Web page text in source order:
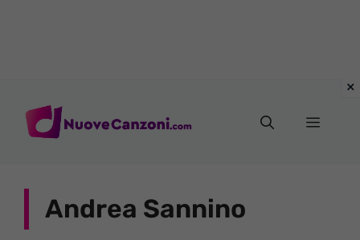
Menu
Andrea Sannino